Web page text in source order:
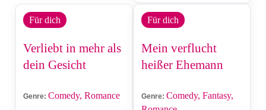
Für dich
Verliebt in mehr als
dein Gesicht
Genre: Comedy, Romance
Für dich
Mein verflucht
heißer Ehemann
Genre: Comedy, Fantasy,